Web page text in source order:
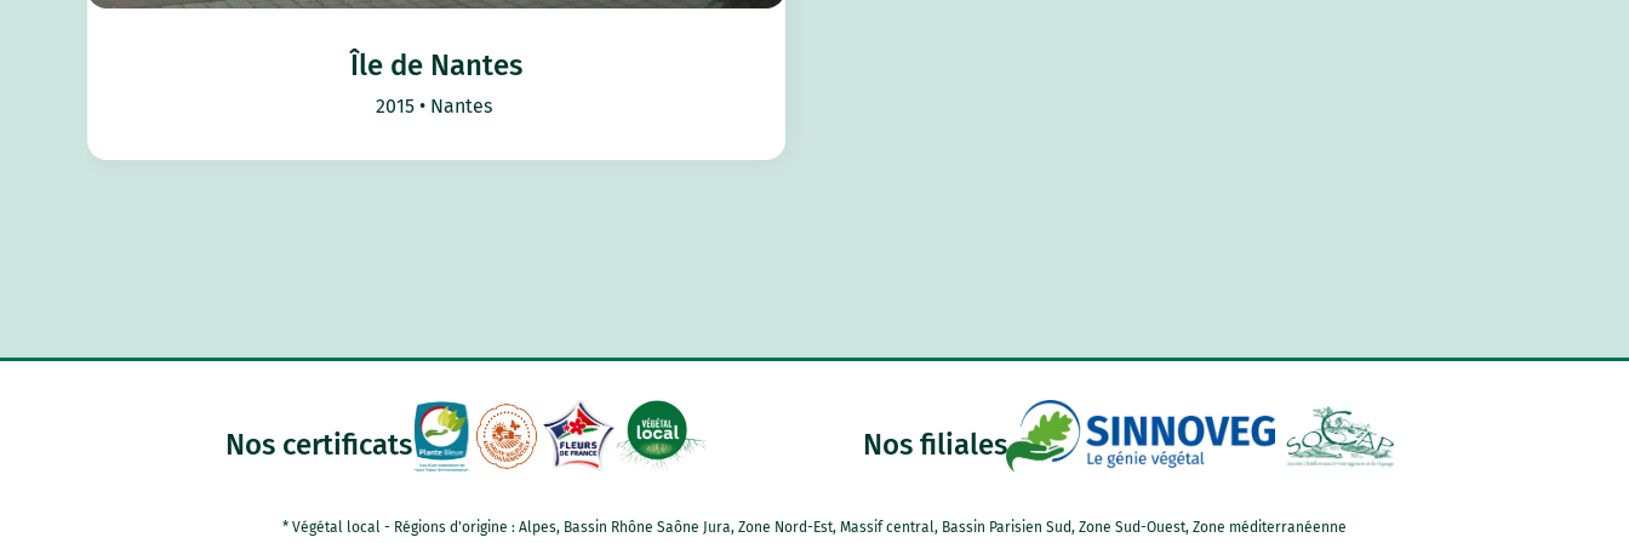
Île de Nantes
2015 Nantes
Nos certificats Nos filiales
* Végétal local - Régions d'origine : Alpes, Bassin Rhône Saône Jura, Zone Nord-Est, Massif central, Bassin Parisien Sud, Zone Sud-Ouest, Zone méditerranéenne